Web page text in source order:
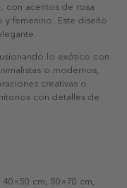
con acentos de rosa
femenino. Este diseño
lo exótico con
o modernos,
creativas o
con detalles de
cm, 50×70 cm,